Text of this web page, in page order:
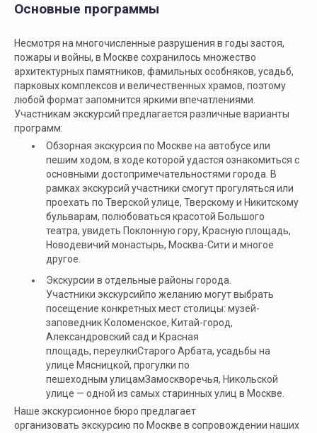
Основные программы
Несмотря на многочисленные разрушения в годы застоя,
пожары и войны, в Москве сохранилось множество
архитектурных памятников, фамильных особняков, усадьб,
парковых комплексов и величественных храмов, поэтому
любой формат запомнится яркими впечатлениями.
Участникам экскурсий предлагается различные варианты
программ:
Обзорная экскурсия по Москве на автобусе или
пешим ходом, в ходе которой удастся ознакомиться с
основными достопримечательностями города. В
рамках экскурсий участники смогут прогуляться или
проехать по Тверской улице, Тверскому и Никитскому
бульварам, полюбоваться красотой Большого
театра, увидеть Поклонную гору, Красную площадь,
Новодевичий монастырь, Москва-Сити и многое
другое.
Экскурсии в отдельные районы города.
Участники экскурсийпо желанию могут выбрать
посещение конкретных мест столицы: музей-
заповедник Коломенское, Китай-город,
Александровский сад и Красная
площадь, переулкиСтарого Арбата, усадьбы на
улице Мясницкой, прогулки по
пешеходным улицамЗамоскворечья, Никольской
улице — одной из самых старинных улиц в Москве.
Наше экскурсионное бюро предлагает
организовать экскурсию по Москве в сопровождении наших